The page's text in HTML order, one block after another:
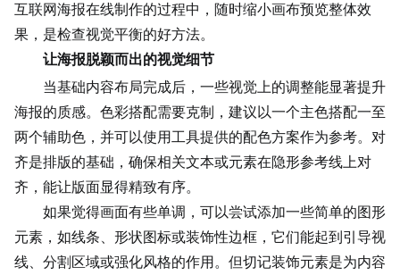
互联网海报在线制作的过程中，随时缩小画布预览整体效
果，是检查视觉平衡的好方法。
让海报脱颖而出的视觉细节
当基础内容布局完成后，一些视觉上的调整能显著提升
海报的质感。 色彩搭配需要克制，建议以一个主色搭配一至
两个辅助色，并可以使用工具提供的配色方案作为参考。对
齐是排版的基础，确保相关文本或元素在隐形参考线上对
齐，能让版面显得精致有序。
如果觉得画面有些单调，可以尝试添加一些简单的图形
元素，如线条、形状图标或装饰性边框，它们能起到引导视
线、分割区域或强化风格的作用。但切记装饰元素是为内容